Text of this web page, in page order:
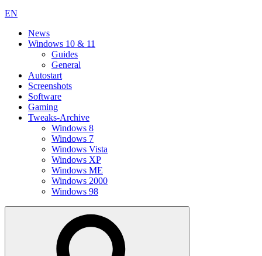
EN
News
Windows 10 & 11
Guides
General
Autostart
Screenshots
Software
Gaming
Tweaks-Archive
Windows 8
Windows 7
Windows Vista
Windows XP
Windows ME
Windows 2000
Windows 98